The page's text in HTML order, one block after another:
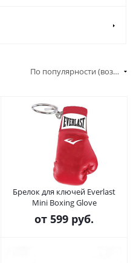
По популярности (возрастание)
Брелок для ключей Everlast
Mini Boxing Glove
от 599 руб.